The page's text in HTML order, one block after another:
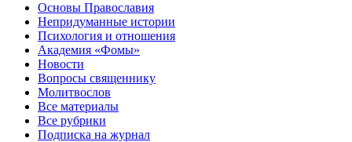
Основы Православия
Непридуманные истории
Психология и отношения
Академия «Фомы»
Новости
Вопросы священнику
Молитвослов
Все материалы
Все рубрики
Подписка на журнал